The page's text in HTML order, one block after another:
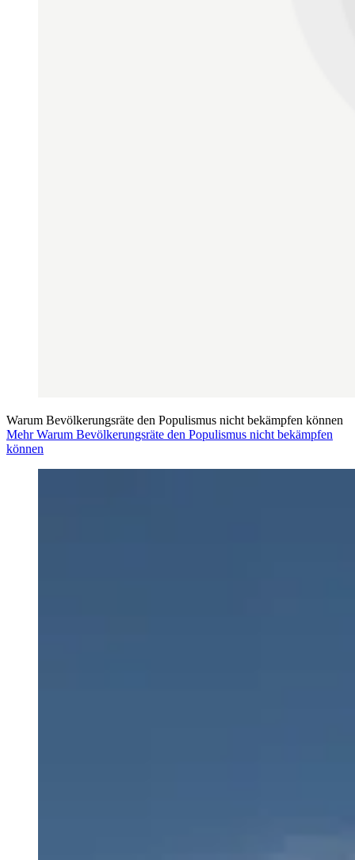
Warum Bevölkerungsräte den Populismus nicht bekämpfen können
Mehr Warum Bevölkerungsräte den Populismus nicht bekämpfen
können